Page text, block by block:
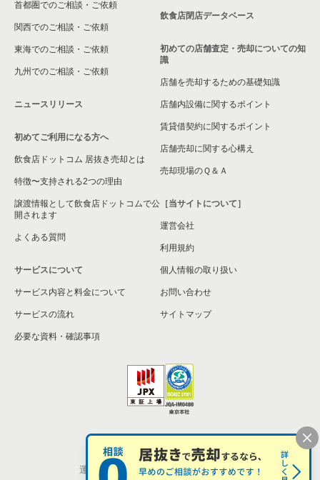
大東市の飲食店の居抜き売却物件の案件一覧
箕面市の飲食店の居抜き売却物件の案件一覧
大阪市淀川区の飲食店の居抜き売却物件の案件一覧
大阪市東成区の飲食店の居抜き売却物件の案件一覧
大阪市城東区の飲食店の居抜き売却物件の案件一覧
大阪市旭区の飲食店の居抜き売却物件の案件一覧
和泉市の飲食店の居抜き売却物件の案件一覧
池田市の飲食店の居抜き売却物件の案件一覧
大阪市大正区の飲食店の居抜き売却物件の案件一覧
大阪市平野区の飲食店の居抜き売却物件の案件一覧
大阪市住吉区の飲食店の居抜き売却物件の案件一覧
柏原市の飲食店の居抜き売却物件の案件一覧
松原市の飲食店の居抜き売却物件の案件一覧
首都圏でのご相談・ご依頼
関西でのご相談・ご依頼
東海でのご相談・ご依頼
九州でのご相談・ご依頼
ニュースリリース
初めてご利用になる方へ
飲食店ドットコム 居抜き売却とは
特徴〜支持される2つの理由
譲渡情報として飲食店ドットコムで公
開されます
よくある質問
サービスについて
サービス内容と料金について
サービスの流れ
必要な資料・確認事項
飲食店閉店データベース
初めての店舗査定・売却についての知
識
店舗を売却するための基礎知識
店舗内設備に関するポイント
賃貸借契約に関するポイント
店舗売却に関する心構え
売却現場のＱ＆Ａ
［当サイトについて］
運営会社
利用規約
個人情報の取り扱い
お問い合わせ
サイトマップ
個人情報の取扱い
運営会社 株式会社シンクロ・フード